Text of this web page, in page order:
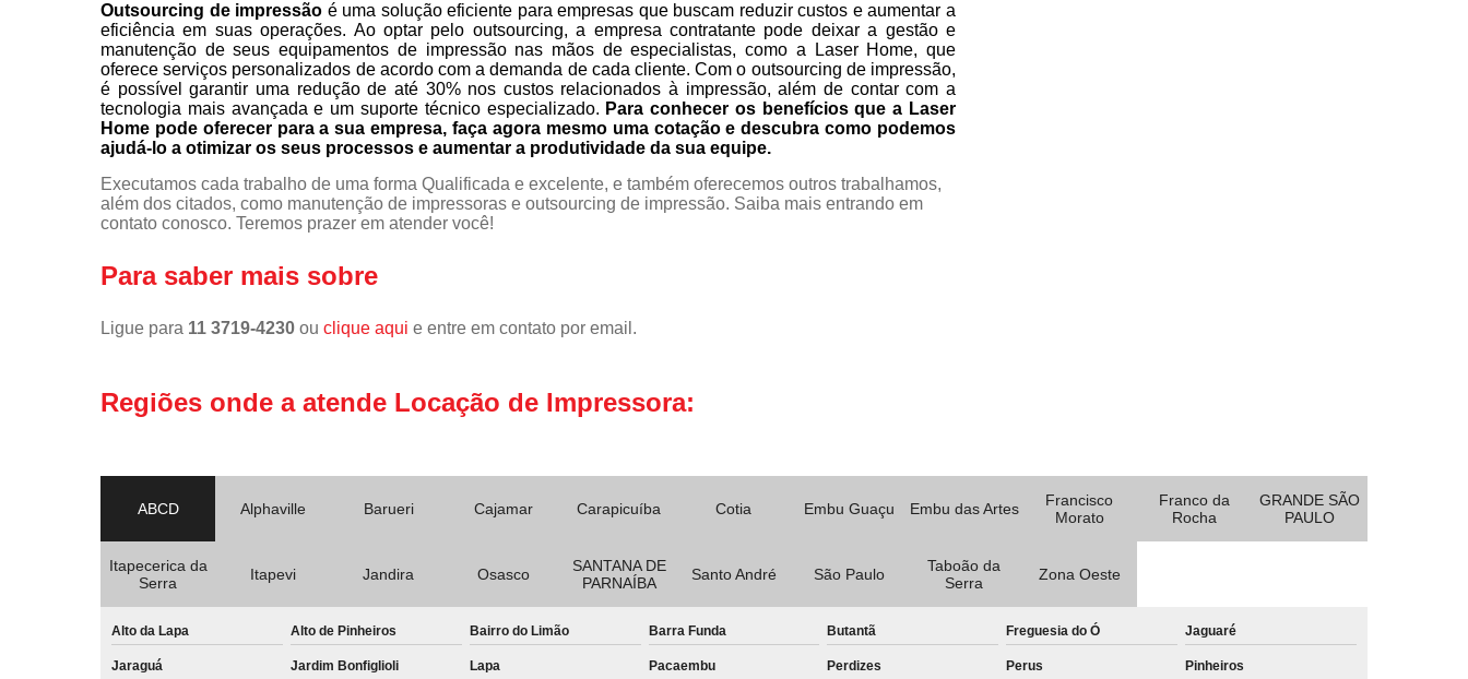
Outsourcing de impressão é uma solução eficiente para empresas que buscam reduzir custos e aumentar a
eficiência em suas operações. Ao optar pelo outsourcing, a empresa contratante pode deixar a gestão e
manutenção de seus equipamentos de impressão nas mãos de especialistas, como a Laser Home, que
oferece serviços personalizados de acordo com a demanda de cada cliente. Com o outsourcing de impressão,
é possível garantir uma redução de até 30% nos custos relacionados à impressão, além de contar com a
tecnologia mais avançada e um suporte técnico especializado. Para conhecer os benefícios que a Laser
Home pode oferecer para a sua empresa, faça agora mesmo uma cotação e descubra como podemos
ajudá-lo a otimizar os seus processos e aumentar a produtividade da sua equipe.
Executamos cada trabalho de uma forma Qualificada e excelente, e também oferecemos outros trabalhamos,
além dos citados, como manutenção de impressoras e outsourcing de impressão. Saiba mais entrando em
contato conosco. Teremos prazer em atender você!
Para saber mais sobre
Ligue para 11 3719-4230 ou clique aqui e entre em contato por email.
Regiões onde a atende Locação de Impressora:
ABCD Alphaville Barueri Cajamar Carapicuíba Cotia Embu Guaçu Embu das Artes
Francisco
Morato
Franco da
Rocha
GRANDE SÃO
PAULO
Itapecerica da
Serra
Itapevi Jandira Osasco
SANTANA DE
PARNAÍBA
Santo André São Paulo
Taboão da
Serra
Zona Oeste
Alto da Lapa Alto de Pinheiros Bairro do Limão Barra Funda Butantã Freguesia do Ó Jaguaré
Jaraguá Jardim Bonfiglioli Lapa Pacaembu Perdizes Perus Pinheiros